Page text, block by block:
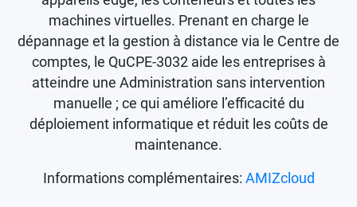
machines virtuelles. Prenant en charge le
dépannage et la gestion à distance via le Centre de
comptes, le QuCPE-3032 aide les entreprises à
atteindre une Administration sans intervention
manuelle ; ce qui améliore l’efficacité du
déploiement informatique et réduit les coûts de
maintenance.
Informations complémentaires: AMIZcloud